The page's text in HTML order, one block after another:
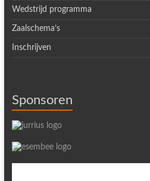
Wedstrijd programma
Zaalschema’s
Inschrijven
Sponsoren